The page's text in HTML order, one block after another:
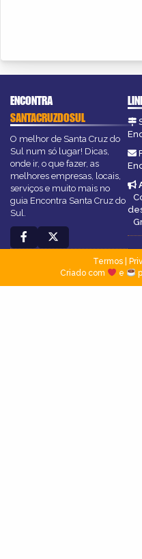
ENCONTRA
SANTACRUZDOSUL
O melhor de Santa Cruz do
Sul num só lugar! Dicas,
onde ir, o que fazer, as
melhores empresas, locais,
serviços e muito mais no
guia Encontra Santa Cruz do
Sul.
Termos|
Criado com
e